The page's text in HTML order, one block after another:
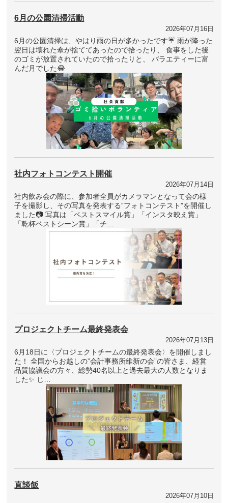
6月の公園清掃活動
2026年07月16日
6月の公園清掃は、やはり雨の日が多かったです☔ 雨が降った
翌日は壊れた傘が捨ててあったので拾ったり、 食事をした後
のゴミが放置されていたので拾ったりと、 バラエティーに富
んだ月でした😂
社内フォトコンテスト開催
2026年07月14日
社内飲み会の際に、参加者全員がカメラマンとなって会の様
子を撮影し、その写真を発表する”フォトコンテスト”を開催し
ました📷 写真は「ベストスマイル賞」「インスタ映え賞」
「乾杯ベストシーン賞」「チ…
プロジェクトチーム最終発表会
2026年07月13日
6月18日に〈プロジェクトチームの最終発表会〉を開催しまし
た！ 全国からお越しの”会計事務所維新の会”の皆さま、経営
品質協議会の方々、総勢40名以上と過去最大の人数となりま
した✨ じ…
直談飯
2026年07月10日